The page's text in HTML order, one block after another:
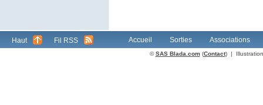
Haut Fil RSS Accueil Sorties Associations
©SAS Blada.com(Contact) |